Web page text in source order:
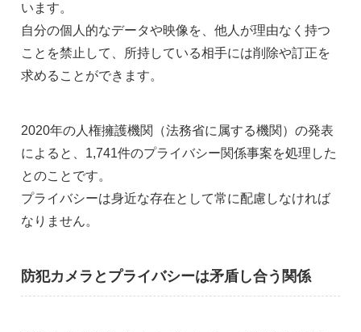
います。
自分の個人的なデータや映像を、他人が理由なく持つ
ことを禁止して、所持している相手には削除や訂正を
求めることができます。
2020年の人権擁護機関（法務省に属する機関）の発表
によると、1,741件のプライバシー関係事案を処理した
とのことです。
プライバシーは身近な存在として常に配慮しなければ
なりません。
防犯カメラとプライバシーは矛盾し合う関係